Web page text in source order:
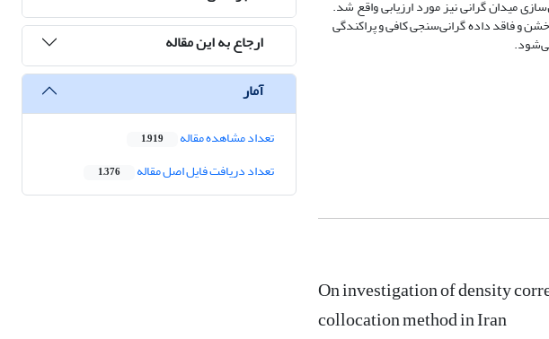
میدان گرانی نیز مورد ارزیابی واقع شد.
خشن و فاقد داده گرانی‌سنجی کافی و پراکندگی
On investigation of density
collocation method in Iran
ارجاع به این مقاله
آمار
تعداد مشاهده مقاله 1,919
تعداد دریافت فایل اصل مقاله 1,376